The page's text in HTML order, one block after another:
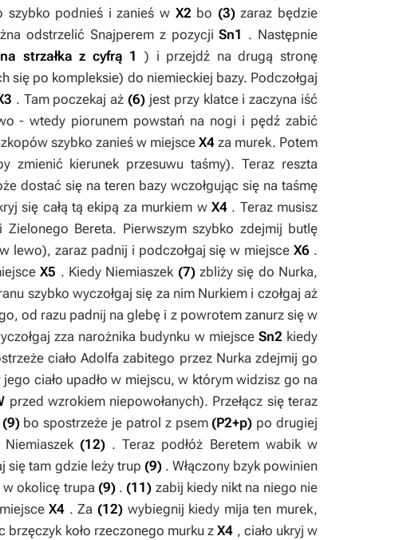
szybko podnieś i zanieś w X2 bo (3) zaraz będzie
odstrzelićSnajperem z pozycjiSn1 . Następnie
strzałka z cyfrą 1
) i przejdź na drugą stronę
się po kompleksie) do niemieckiej bazy. Podczołgaj
. Tam poczekaj aż (6) jest przy klatce i zaczyna iść
- wtedy piorunem powstań na nogi i pędź zabić
szybko zanieś w miejsce X4 za murek. Potem
zmienić kierunek przesuwu taśmy). Teraz reszta
dostać się na teren bazy wczołgując się na taśmę
się całą tą ekipą za murkiem w X4 . Teraz musisz
Zielonego Bereta. Pierwszym szybko zdejmij butlę
lewo), zaraz padnij i podczołgaj się w miejsceX6 .
X5 . Kiedy Niemiaszek (7) zbliży się do Nurka,
szybko wyczołgaj się za nim Nurkiem i czołgaj aż
od razu padnij na glebę i z powrotem zanurz się w
zza narożnika budynku w miejsce Sn2 kiedy
ciało Adolfa zabitego przez Nurka zdejmij go
ciało upadło w miejscu, w którym widzisz go na
przed wzrokiem niepowołanych). Przełącz się teraz
(9) bo spostrzeże je patrol z psem (P2+p) po drugiej
(12) . Teraz podłóż Beretemwabik w
się tam gdzie leży trup (9) . Włączony bzyk powinien
w okolicę trupa (9) . (11) zabij kiedy nikt na niego nie
X4 . Za (12) wybiegnij kiedy mija ten murek,
brzęczyk koło rzeczonego murku zX4 , ciało ukryj w